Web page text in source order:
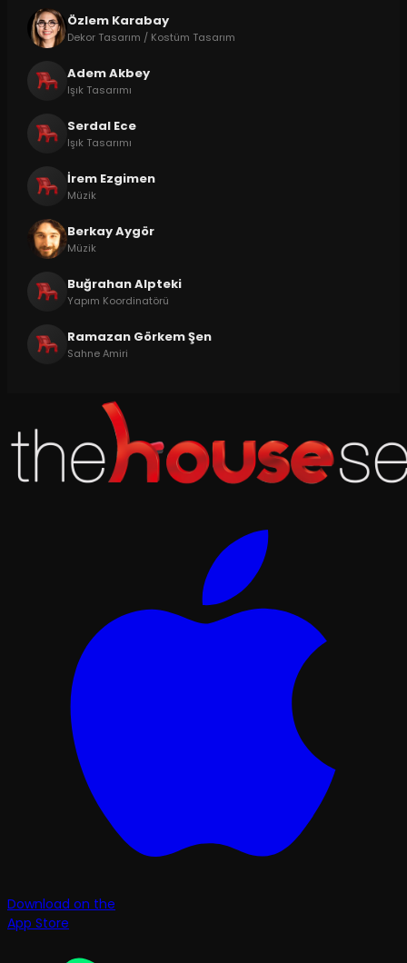
Özlem Karabay
Dekor Tasarım / Kostüm Tasarım
Adem Akbey
Işık Tasarımı
Serdal Ece
Işık Tasarımı
İrem Ezgimen
Müzik
Berkay Aygör
Müzik
Buğrahan Alpteki
Yapım Koordinatörü
Ramazan Görkem Şen
Sahne Amiri
Download on the
App Store